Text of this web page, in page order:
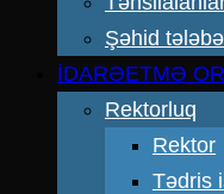
Şəhid
İDARƏETMƏ
Rektorluq
Rektor
Tədris